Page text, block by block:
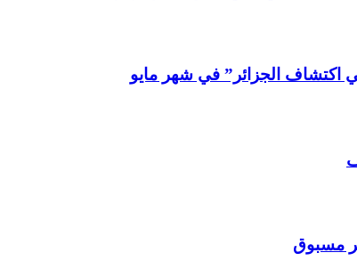
اكتشاف الجزائر” في شهر مايو